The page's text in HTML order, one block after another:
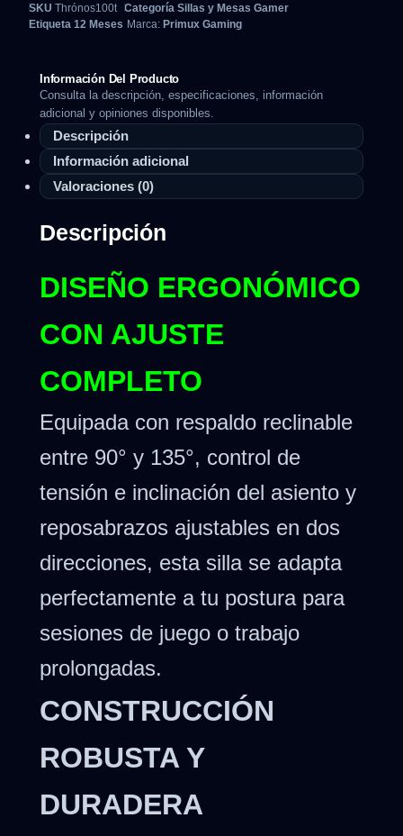
SKU Thrónos100t Categoría Sillas y Mesas Gamer
Etiqueta 12 Meses Marca: Primux Gaming
Información Del Producto
Consulta la descripción, especificaciones, información
adicional y opiniones disponibles.
Descripción
Información adicional
Valoraciones (0)
Descripción
DISEÑO ERGONÓMICO
CON AJUSTE
COMPLETO
Equipada con respaldo reclinable
entre 90° y 135°, control de
tensión e inclinación del asiento y
reposabrazos ajustables en dos
direcciones, esta silla se adapta
perfectamente a tu postura para
sesiones de juego o trabajo
prolongadas.
CONSTRUCCIÓN
ROBUSTA Y
DURADERA